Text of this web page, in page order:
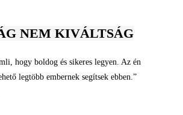
NEM KIVÁLTSÁG
hogy boldog és sikeres legyen. Az én
legtöbb embernek segítsek ebben.”